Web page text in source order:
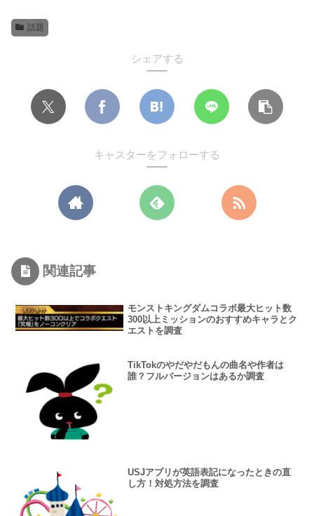
話題
シェアする
キャスターをフォローする
関連記事
モンストキングダムコラボ最大ヒット数
300以上ミッションのおすすめキャラとク
エストを調査
TikTokのやだやだもんの曲名や作者は
誰？フルバージョンはあるか調査
USJアプリが英語表記になったときの直
し方！対処方法を調査